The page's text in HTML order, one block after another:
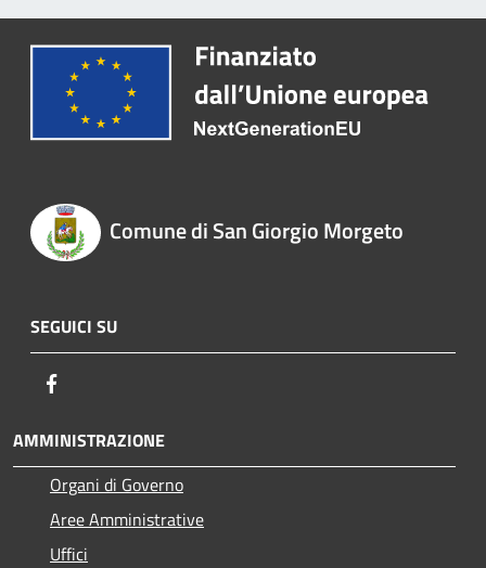
Comune di San Giorgio Morgeto
SEGUICI SU
AMMINISTRAZIONE
Organi di Governo
Aree Amministrative
Uffici